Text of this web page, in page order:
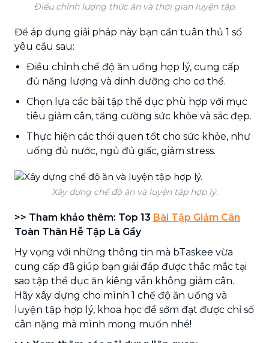
Điều chỉnh lượng thức ăn và thời gian luyện tập.
Để áp dụng giải pháp này bạn cần tuân thủ 1 số
yêu cầu sau:
Điều chỉnh chế độ ăn uống hợp lý, cung cấp
đủ năng lượng và dinh dưỡng cho cơ thể.
Chọn lựa các bài tập thể dục phù hợp với mục
tiêu giảm cân, tăng cường sức khỏe và sắc đẹp.
Thực hiện các thói quen tốt cho sức khỏe, như
uống đủ nước, ngủ đủ giấc, giảm stress.
Xây dựng chế độ ăn và luyện tập hợp lý.
>> Tham khảo thêm: Top 13 Bài Tập Giảm Cân
Toàn Thân Hễ Tập Là Gầy
Hy vọng với những thông tin mà bTaskee vừa
cung cấp đã giúp bạn giải đáp được thắc mắc tại
sao tập thể dục ăn kiêng vẫn không giảm cân.
Hãy xây dựng cho mình 1 chế độ ăn uống và
luyện tập hợp lý, khoa học để sớm đạt được chỉ số
cân nặng mà mình mong muốn nhé!